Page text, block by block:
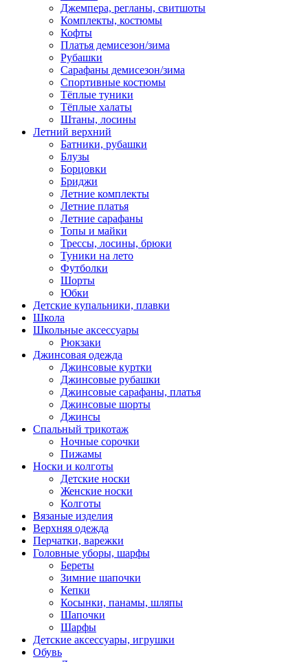
Джемпера, регланы, свитшоты
Комплекты, костюмы
Кофты
Платья демисезон/зима
Рубашки
Сарафаны демисезон/зима
Спортивные костюмы
Тёплые туники
Тёплые халаты
Штаны, лосины
Летний верхний
Батники, рубашки
Блузы
Борцовки
Бриджи
Летние комплекты
Летние платья
Летние сарафаны
Топы и майки
Трессы, лосины, брюки
Туники на лето
Футболки
Шорты
Юбки
Детские купальники, плавки
Школа
Школьные аксессуары
Рюкзаки
Джинсовая одежда
Джинсовые куртки
Джинсовые рубашки
Джинсовые сарафаны, платья
Джинсовые шорты
Джинсы
Спальный трикотаж
Ночные сорочки
Пижамы
Носки и колготы
Детские носки
Женские носки
Колготы
Вязаные изделия
Верхняя одежда
Перчатки, варежки
Головные уборы, шарфы
Береты
Зимние шапочки
Кепки
Косынки, панамы, шляпы
Шапочки
Шарфы
Детские аксессуары, игрушки
Обувь